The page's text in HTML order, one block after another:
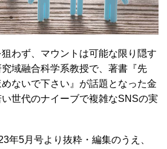
わず、マウントは可能な限り隠す
域融合科学系教授で、著書『先
ないで下さい』が話題となった金
世代のナイーブで複雑なSNSの実
年5月号より抜粋・編集のうえ、